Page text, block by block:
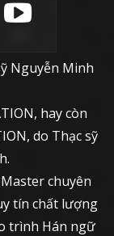
Nguyễn Minh
hay còn
do Thạc sỹ
chuyên
tín chất lượng
trình Hán ngữ